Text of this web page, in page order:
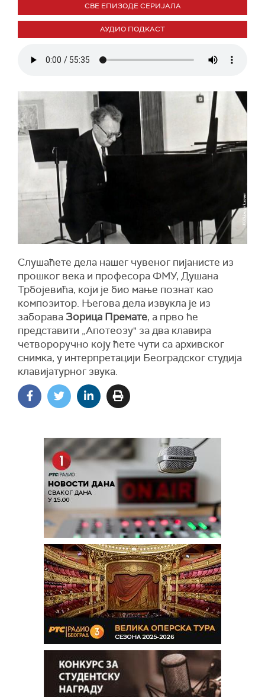
СВЕ ЕПИЗОДЕ СЕРИЈАЛА
АУДИО ПОДКАСТ
Слушаћете дела нашег чувеног пијанисте из
прошког века и професора ФМУ, Душана
Трбојевића, који је био мање познат као
композитор. Његова дела извукла је из
заборава Зорица Премате, а прво ће
представити „Апотеозу" за два клавира
четвороручно коју ћете чути са архивског
снимка, у интерпретацији Београдског студија
клавијатурног звука.